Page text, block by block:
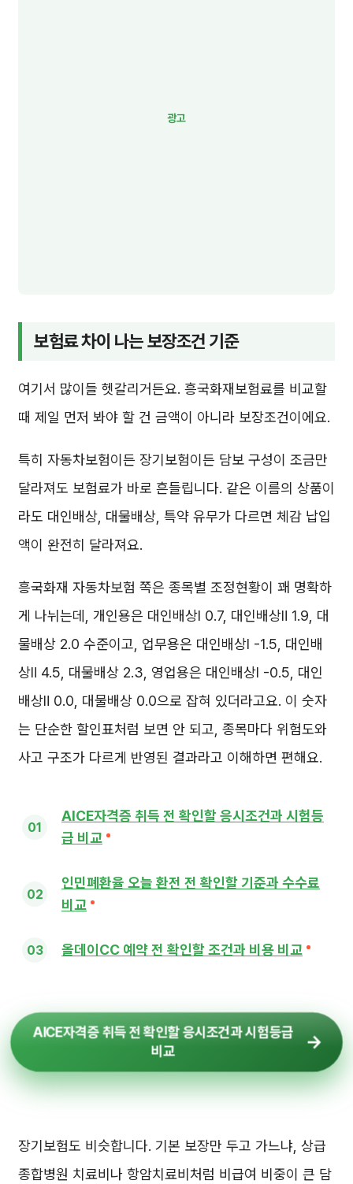
보험료 차이 나는 보장조건 기준
여기서 많이들 헷갈리거든요. 흥국화재보험료를 비교할
때 제일 먼저 봐야 할 건 금액이 아니라 보장조건이에요.
특히 자동차보험이든 장기보험이든 담보 구성이 조금만
달라져도 보험료가 바로 흔들립니다. 같은 이름의 상품이
라도 대인배상, 대물배상, 특약 유무가 다르면 체감 납입
액이 완전히 달라져요.
흥국화재 자동차보험 쪽은 종목별 조정현황이 꽤 명확하
게 나뉘는데, 개인용은 대인배상Ⅰ 0.7, 대인배상Ⅱ 1.9, 대
물배상 2.0 수준이고, 업무용은 대인배상Ⅰ -1.5, 대인배
상Ⅱ 4.5, 대물배상 2.3, 영업용은 대인배상Ⅰ -0.5, 대인
배상Ⅱ 0.0, 대물배상 0.0으로 잡혀 있더라고요. 이 숫자
는 단순한 할인표처럼 보면 안 되고, 종목마다 위험도와
사고 구조가 다르게 반영된 결과라고 이해하면 편해요.
AICE자격증 취득 전 확인할 응시조건과 시험등
급 비교
인민폐환율 오늘 환전 전 확인할 기준과 수수료
비교
올데이CC 예약 전 확인할 조건과 비용 비교
AICE자격증 취득 전 확인할 응시조건과 시험등급
비교
장기보험도 비슷합니다. 기본 보장만 두고 가느냐, 상급
종합병원 치료비나 항암치료비처럼 비급여 비중이 큰 담